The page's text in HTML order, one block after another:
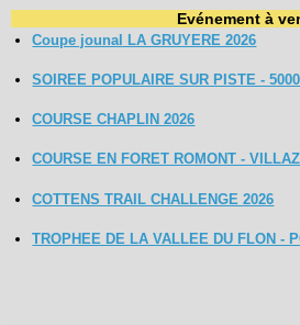
Evénement à
Coupe jounal LA GRUYERE 2026
SOIREE POPULAIRE SUR PISTE -
COURSE CHAPLIN 2026
COURSE EN FORET ROMONT -
COTTENS TRAIL CHALLENGE 2026
TROPHEE DE LA VALLEE DU FLON -